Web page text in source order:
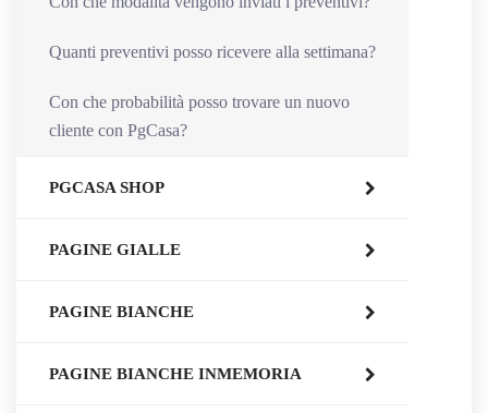
Quanti preventivi posso ricevere alla settimana?
Con che probabilità posso trovare un nuovo
cliente con PgCasa?
PGCASA SHOP
PAGINE GIALLE
PAGINE BIANCHE
PAGINE BIANCHE INMEMORIA